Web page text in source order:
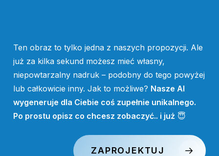
Ten obraz to tylko jedna z naszych propozycji. Ale
już za kilka sekund możesz mieć własny,
niepowtarzalny nadruk – podobny do tego powyżej
lub całkowicie inny. Jak to możliwe? Nasze AI
wygeneruje dla Ciebie coś zupełnie unikalnego.
Po prostu opisz co chcesz zobaczyć.. i już 😇
ZAPROJEKTUJ